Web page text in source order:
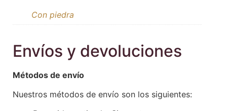
Con piedra
Envíos y devoluciones
Métodos de envío
Nuestros métodos de envío son los siguientes: